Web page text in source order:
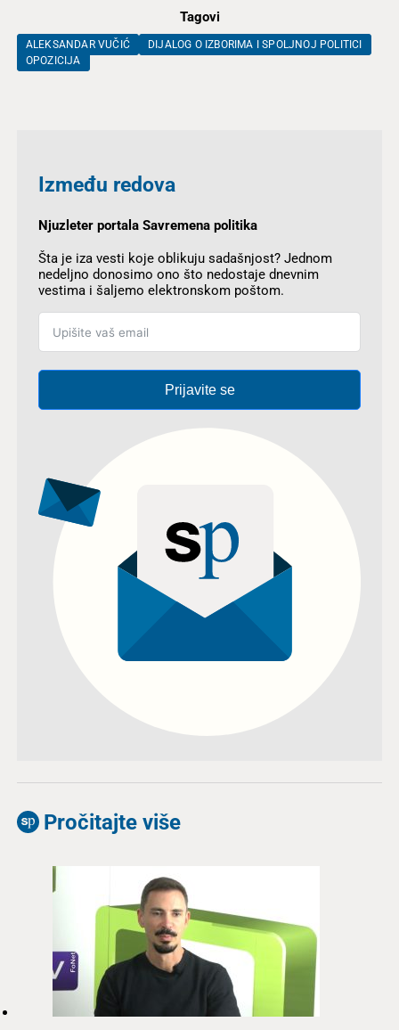
Tagovi
ALEKSANDAR VUČIĆ
DIJALOG O IZBORIMA I SPOLJNOJ POLITICI
OPOZICIJA
Između redova
Njuzleter portala Savremena politika
Šta je iza vesti koje oblikuju sadašnjost? Jednom
nedeljno donosimo ono što nedostaje dnevnim
vestima i šaljemo elektronskom poštom.
Prijavite se
Pročitajte više